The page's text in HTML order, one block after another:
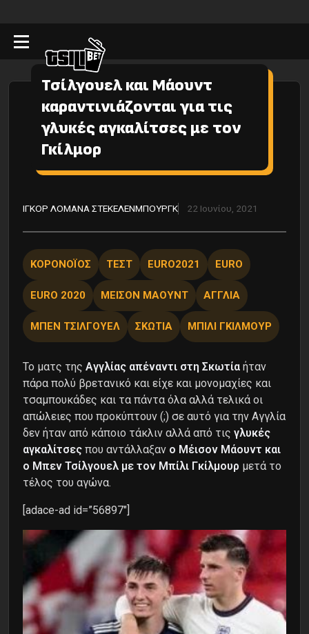
Τσίλγουελ και Μάουντ
καραντινιάζονται για τις
γλυκές αγκαλίτσες με τον
Γκίλμορ
ΙΓΚΟΡ ΛΟΜΑΝΑ ΣΤΕΚΕΛΕΝΜΠΟΥΡΓΚ 22 Ιουνίου, 2021
ΚΟΡΟΝΟΪΟΣ ΤΕΣΤ EURO2021 EURO
EURO 2020 ΜΕΙΣΟΝ ΜΑΟΥΝΤ ΑΓΓΛΙΑ
ΜΠΕΝ ΤΣΙΛΓΟΥΕΛ ΣΚΩΤΙΑ ΜΠΙΛΙ ΓΚΙΛΜΟΥΡ
Το ματς της Αγγλίας απέναντι στη Σκωτία ήταν
πάρα πολύ βρετανικό και είχε και μονομαχίες και
τσαμπουκάδες και τα πάντα όλα αλλά τελικά οι
απώλειες που προκύπτουν (;) σε αυτό για την Αγγλία
δεν ήταν από κάποιο τάκλιν αλλά από τις γλυκές
αγκαλίτσες που αντάλλαξαν ο Μέισον Μάουντ και
ο Μπεν Τσίλγουελ με τον Μπίλι Γκίλμουρ μετά το
τέλος του αγώνα.
[adace-ad id=”56897″]